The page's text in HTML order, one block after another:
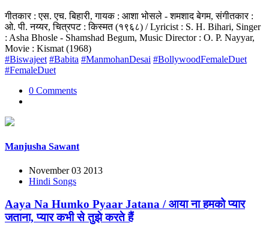
गीतकार : एस. एच. बिहारी, गायक : आशा भोसले - शमशाद बेगम, संगीतकार :
ओ. पी. नय्यर, चित्रपट : किस्मत (१९६८) / Lyricist : S. H. Bihari, Singer
: Asha Bhosle - Shamshad Begum, Music Director : O. P. Nayyar,
Movie : Kismat (1968)
#Biswajeet #Babita #ManmohanDesai #BollywoodFemaleDuet
#FemaleDuet
0 Comments
Manjusha Sawant
November 03 2013
Hindi Songs
Aaya Na Humko Pyaar Jatana / आया ना हमको प्यार
जताना, प्यार कभी से तुझे करते हैं